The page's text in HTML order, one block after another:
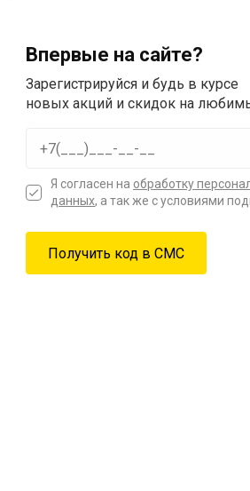
Впервые на сайте?
Зарегистрируйся и будь в курсе
новых акций и скидок на
Я согласен на обработку
данных, а так же с условиями